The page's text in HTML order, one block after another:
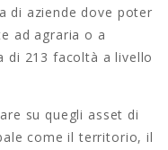
di aziende dove poter
ad agraria o a
di 213 facoltà a livello
su quegli asset di
come il territorio, il